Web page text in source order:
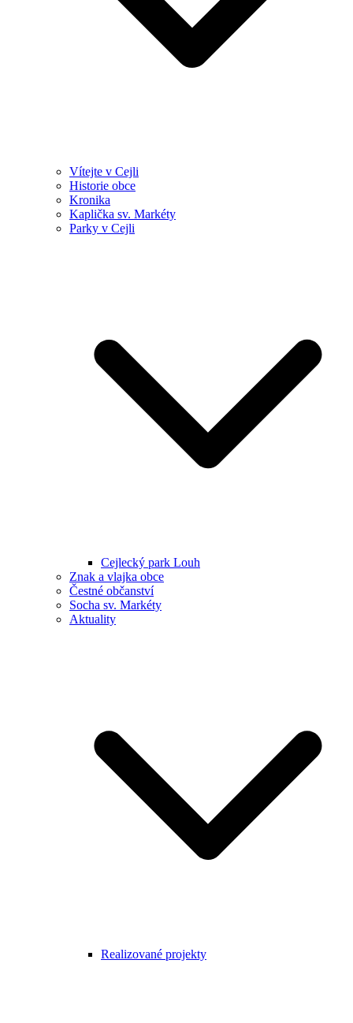
Vítejte v Cejli
Historie obce
Kronika
Kaplička sv. Markéty
Parky v Cejli
Cejlecký park Louh
Znak a vlajka obce
Čestné občanství
Socha sv. Markéty
Aktuality
Realizované projekty